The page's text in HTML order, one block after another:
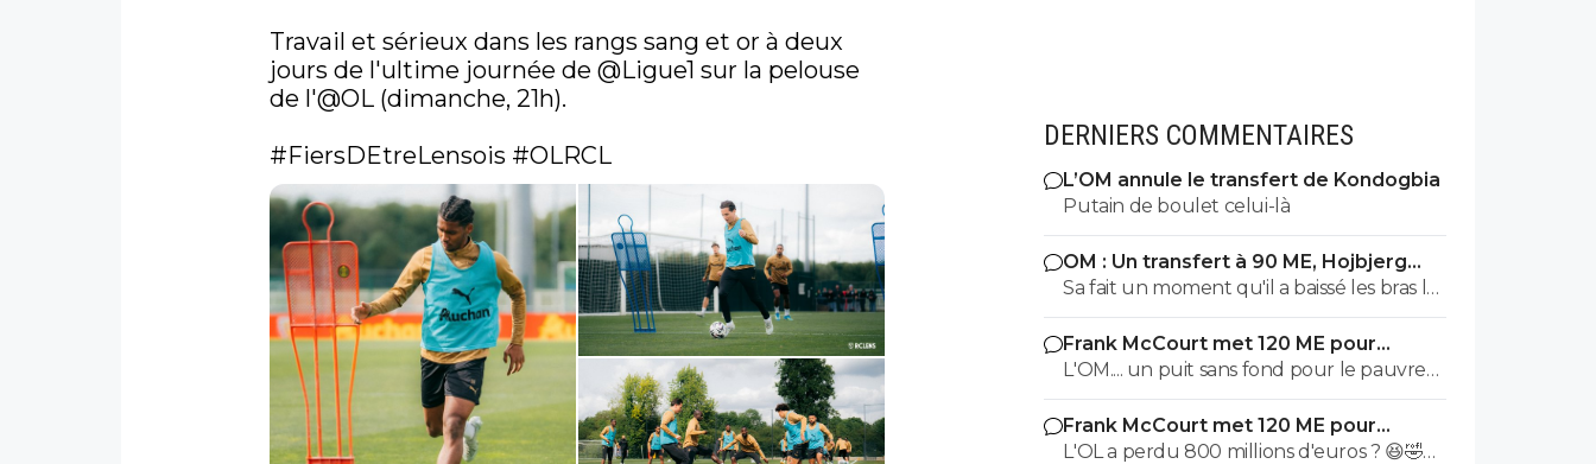
Travail et sérieux dans les rangs sang et or à deux
jours de l'ultime journée de @Ligue1 sur la pelouse
de l'@OL (dimanche, 21h).
#FiersDEtreLensois #OLRCL
DERNIERS COMMENTAIRES
L’OM annule le transfert de Kondogbia
Putain de boulet celui-là
OM : Un transfert à 90 ME, Hojbjerg
s'en va
Sa fait un moment qu'il a baissé les bras la
première saison il etait top mais depuis
quelques match etait en dessus. Merci et
bon vent a lui pour le reste de sa carrière
...
Frank McCourt met 120 ME pour
sauver l’OM !
L'OM.... un puit sans fond pour le pauvre
Frank McCourt.
Frank McCourt met 120 ME pour
sauver l’OM !
L'OL a perdu 800 millions d'euros ? 😆🤣😂